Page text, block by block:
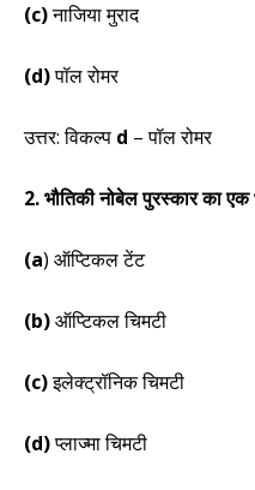
(c)नाजिया मुराद
(d)पॉल रोमर
उत्तर: विकल्प d – पॉल रोमर
2. भौतिकी नोबेल पुरस्कार का
(a) ऑप्टिकल टेंट
(b)ऑप्टिकल चिमटी
(c)इलेक्ट्रॉनिक चिमटी
(d)प्लाज्मा चिमटी